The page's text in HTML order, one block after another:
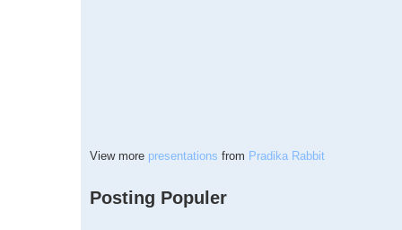
View more presentations from Pradika Rabbit
Posting Populer